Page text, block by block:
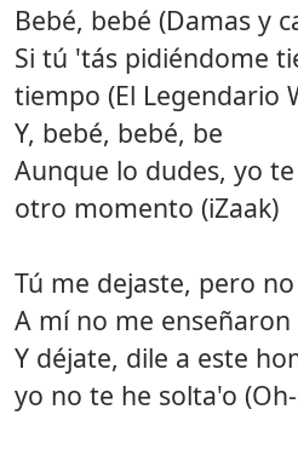
Bebé, bebé (Damas y
Si tú 'tás pidiéndome
tiempo (El Legendario
Y, bebé, bebé, be
Aunque lo dudes, yo
otro momento (iZaak)
Tú me dejaste, pero
A mí no me
Y déjate, dile a este
yo no te he solta'o